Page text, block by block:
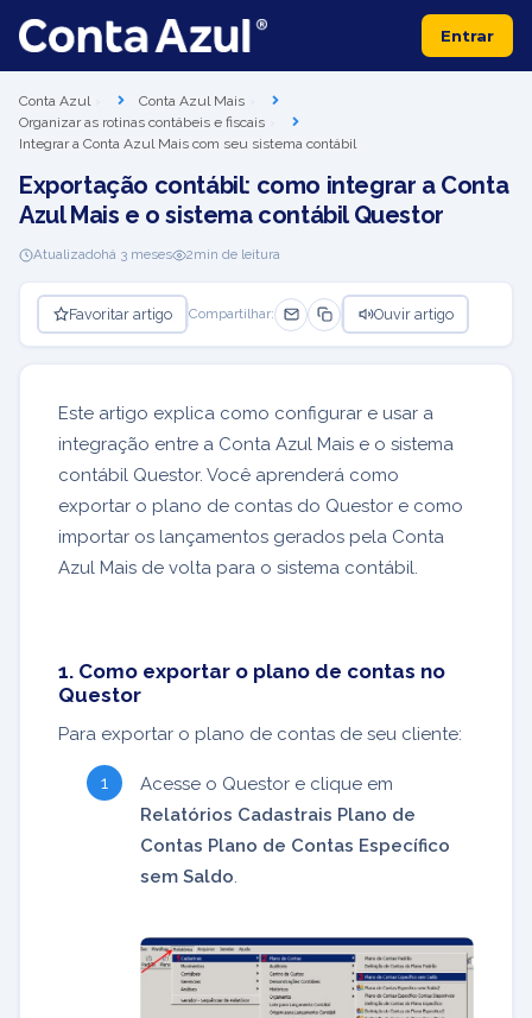
Entrar
Conta Azul
Conta Azul Mais
Organizar as rotinas contábeis e fiscais
Integrar a Conta Azul Mais com seu sistema contábil
Exportação contábil: como integrar a Conta
Azul Mais e o sistema contábil Questor
Atualizadohá 3 meses 2min de leitura
Favoritar artigo Compartilhar: Ouvir artigo
Este artigo explica como configurar e usar a
integração entre a Conta Azul Mais e o sistema
contábil Questor. Você aprenderá como
exportar o plano de contas do Questor e como
importar os lançamentos gerados pela Conta
Azul Mais de volta para o sistema contábil.
1. Como exportar o plano de contas no
Questor
Para exportar o plano de contas de seu cliente:
Acesse o Questor e clique em
Relatórios Cadastrais Plano de
Contas Plano de Contas Específico
sem Saldo.